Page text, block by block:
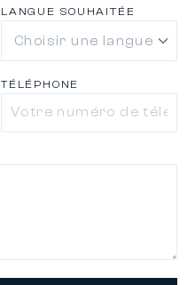
LANGUE SOUHAITÉE
TÉLÉPHONE